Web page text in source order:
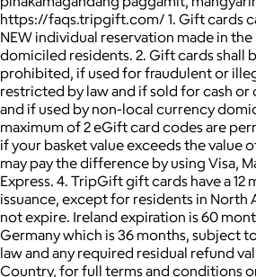
https://faqs.tripgift.com/ 1. Gift cards
NEW individual reservation made in
domiciled residents. 2. Gift cards shall
prohibited, if used for fraudulent or
restricted by law and if sold for cash
and if used by non-local currency
maximum of 2 eGift card codes are
if your basket value exceeds the value
may pay the difference by using Visa,
Express. 4. TripGift gift cards have a
issuance, except for residents in North
not expire. Ireland expiration is 60
Germany which is 36 months, subject
law and any required residual refund
Country, for full terms and conditions